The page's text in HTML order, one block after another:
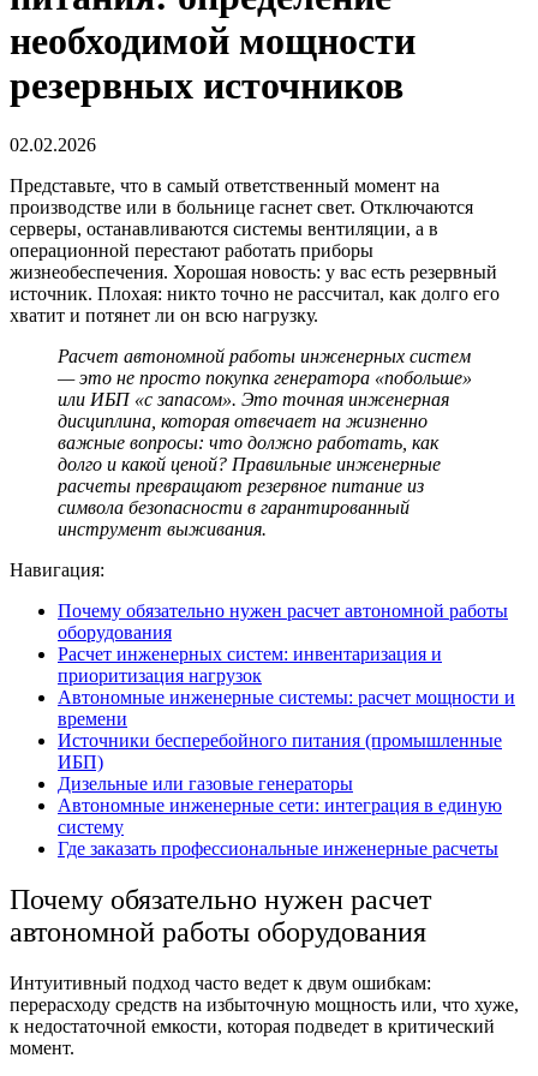
необходимой мощности
резервных источников
02.02.2026
Представьте, что в самый ответственный момент на
производстве или в больнице гаснет свет. Отключаются
серверы, останавливаются системы вентиляции, а в
операционной перестают работать приборы
жизнеобеспечения. Хорошая новость: у вас есть резервный
источник. Плохая: никто точно не рассчитал, как долго его
хватит и потянет ли он всю нагрузку.
Расчет автономной работы инженерных систем
— это не просто покупка генератора «побольше»
или ИБП «с запасом». Это точная инженерная
дисциплина, которая отвечает на жизненно
важные вопросы: что должно работать, как
долго и какой ценой? Правильные инженерные
расчеты превращают резервное питание из
символа безопасности в гарантированный
инструмент выживания.
Навигация:
Почему обязательно нужен расчет автономной работы
оборудования
Расчет инженерных систем: инвентаризация и
приоритизация нагрузок
Автономные инженерные системы: расчет мощности и
времени
Источники бесперебойного питания (промышленные
ИБП)
Дизельные или газовые генераторы
Автономные инженерные сети: интеграция в единую
систему
Где заказать профессиональные инженерные расчеты
Почему обязательно нужен расчет
автономной работы оборудования
Интуитивный подход часто ведет к двум ошибкам:
перерасходу средств на избыточную мощность или, что хуже,
к недостаточной емкости, которая подведет в критический
момент.